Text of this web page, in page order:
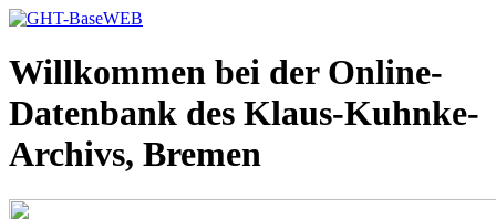
Willkommen bei der Online-
Datenbank des Klaus-Kuhnke-
Archivs, Bremen